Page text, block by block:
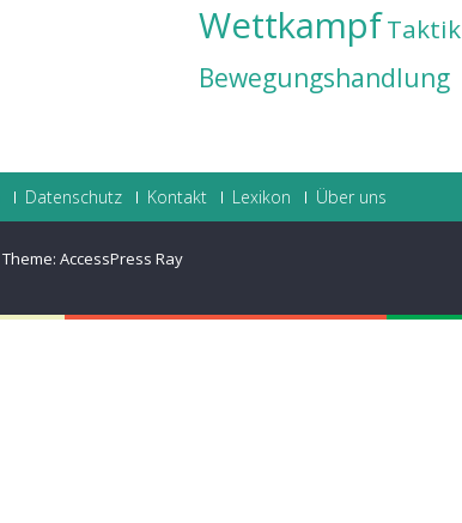
WettkampfTaktik
Bewegungshandlung
Datenschutz Kontakt Lexikon Über uns
Theme: AccessPress Ray